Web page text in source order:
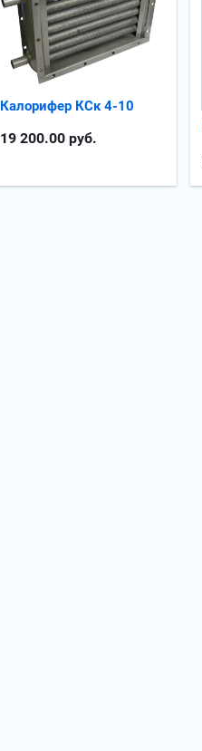
Калорифер КСк 4-10
19 200.00 руб.